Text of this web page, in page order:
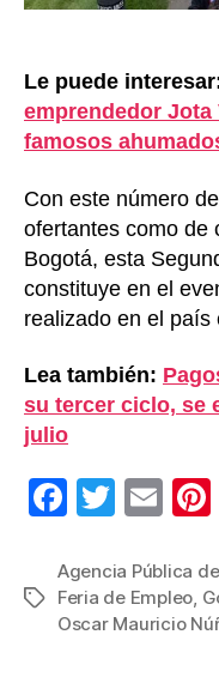
Le puede
emprendedor Jota
famosos
Con este número
ofertantes como de
Bogotá, esta
constituye en el
realizado en el país
Lea también:
su tercer ciclo, se
julio
F
c
e
T
tt
er
E
ail
Etiquetas
Agencia Pública
Feria de Empleo,
Oscar Mauricio